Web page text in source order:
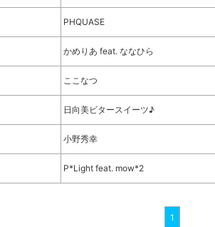
PHQUASE
かめりあ feat. ななひら
ここなつ
日向美ビタースイーツ♪
小野秀幸
P*Light feat. mow*2
1